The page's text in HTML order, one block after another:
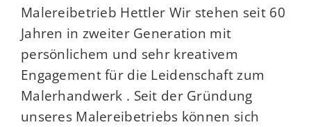
Malereibetrieb Hettler Wir stehen seit 60
Jahren in zweiter Generation mit
persönlichem und sehr kreativem
Engagement für die Leidenschaft zum
Malerhandwerk . Seit der Gründung
unseres Malereibetriebs können sich